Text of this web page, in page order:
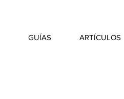
GUÍAS ARTÍCULOS